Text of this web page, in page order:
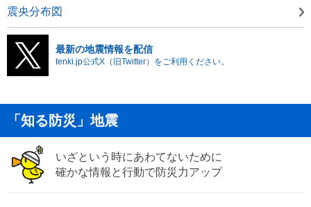
震央分布図
最新の地震情報を配信
tenki.jp公式X（旧Twitter）をご利用ください。
「知る防災」地震
いざという時にあわてないために
確かな情報と行動で防災力アップ